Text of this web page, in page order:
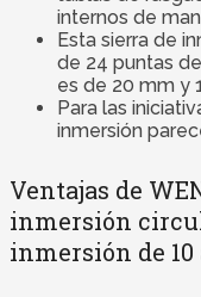
internos de
Esta sierra de
de 24 puntas
es de 20 mm y
Para las
inmersión
Ventajas de
inmersión
inmersión de